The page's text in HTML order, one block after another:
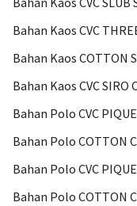
Bahan Kaos CVC
Bahan Kaos COTTON
Bahan Kaos CVC SIRO
Bahan Polo CVC
Bahan Polo COTTON
Bahan Polo CVC
Bahan Polo COTTON